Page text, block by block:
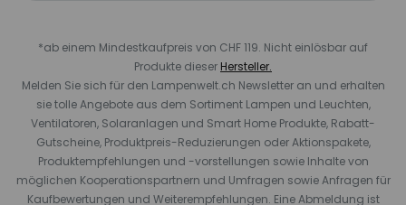
*ab einem Mindestkaufpreis von CHF 119. Nicht einlösbar auf
Produkte dieser Hersteller.
Melden Sie sich für den Lampenwelt.ch Newsletter an und erhalten
sie tolle Angebote aus dem Sortiment Lampen und Leuchten,
Ventilatoren, Solaranlagen und Smart Home Produkte, Rabatt-
Gutscheine, Produktpreis-Reduzierungen oder Aktionspakete,
Produktempfehlungen und -vorstellungen sowie Inhalte von
möglichen Kooperationspartnern und Umfragen sowie Anfragen für
Kaufbewertungen und Weiterempfehlungen. Eine Abmeldung ist